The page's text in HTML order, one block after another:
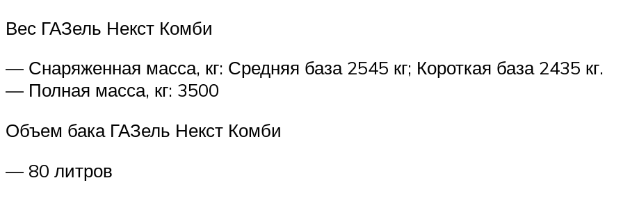
Вес ГАЗель Некст Комби
— Снаряженная масса, кг: Средняя база 2545 кг; Короткая база 2435 кг.
— Полная масса, кг: 3500
Объем бака ГАЗель Некст Комби
— 80 литров